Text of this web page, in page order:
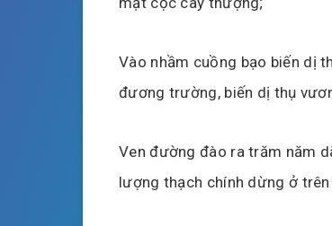
Vào nhầm cuồng bạo biến dị
đương trường, biến dị thụ
Ven đường đào ra trăm năm
lượng thạch chính dừng ở trên